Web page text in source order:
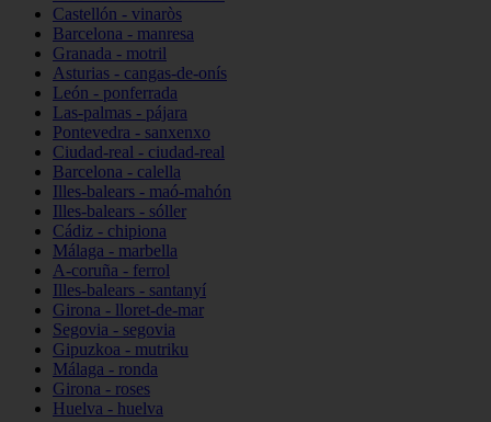
Castellón - vinaròs
Barcelona - manresa
Granada - motril
Asturias - cangas-de-onís
León - ponferrada
Las-palmas - pájara
Pontevedra - sanxenxo
Ciudad-real - ciudad-real
Barcelona - calella
Illes-balears - maó-mahón
Illes-balears - sóller
Cádiz - chipiona
Málaga - marbella
A-coruña - ferrol
Illes-balears - santanyí
Girona - lloret-de-mar
Segovia - segovia
Gipuzkoa - mutriku
Málaga - ronda
Girona - roses
Huelva - huelva